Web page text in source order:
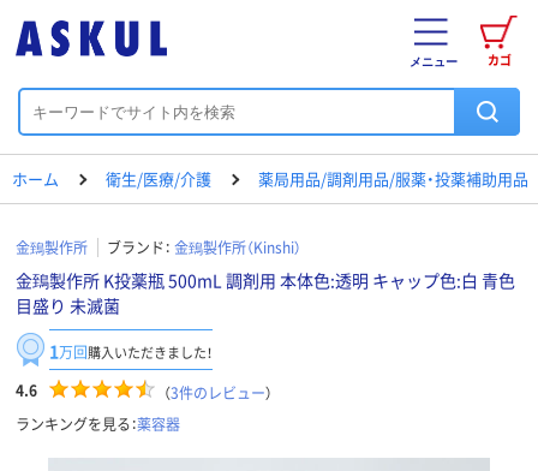
カゴ
メニュー
ホーム 衛生/医療/介護 薬局用品/調剤用品/服薬・投薬補助用品
金鵄製作所 ブランド： 金鵄製作所（Kinshi）
金鵄製作所 K投薬瓶 500mL 調剤用 本体色:透明 キャップ色:白 青色
目盛り 未滅菌
1万回購入いただきました！
4.6 （3件のレビュー）
ランキングを見る：薬容器